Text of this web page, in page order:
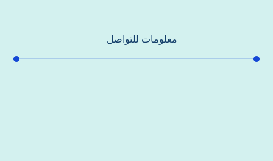
معلومات للتواصل